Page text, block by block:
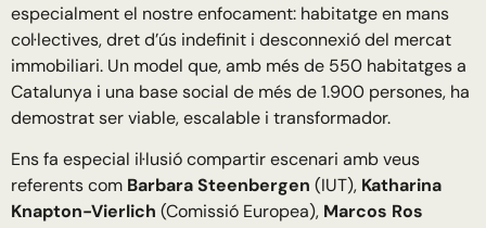
especialment el nostre enfocament: habitatge en mans
col·lectives, dret d’ús indefinit i desconnexió del mercat
immobiliari. Un model que, amb més de 550 habitatges a
Catalunya i una base social de més de 1.900 persones, ha
demostrat ser viable, escalable i transformador.
Ens fa especial il·lusió compartir escenari amb veus
referents com Barbara Steenbergen (IUT), Katharina
Knapton-Vierlich (Comissió Europea), Marcos Ros